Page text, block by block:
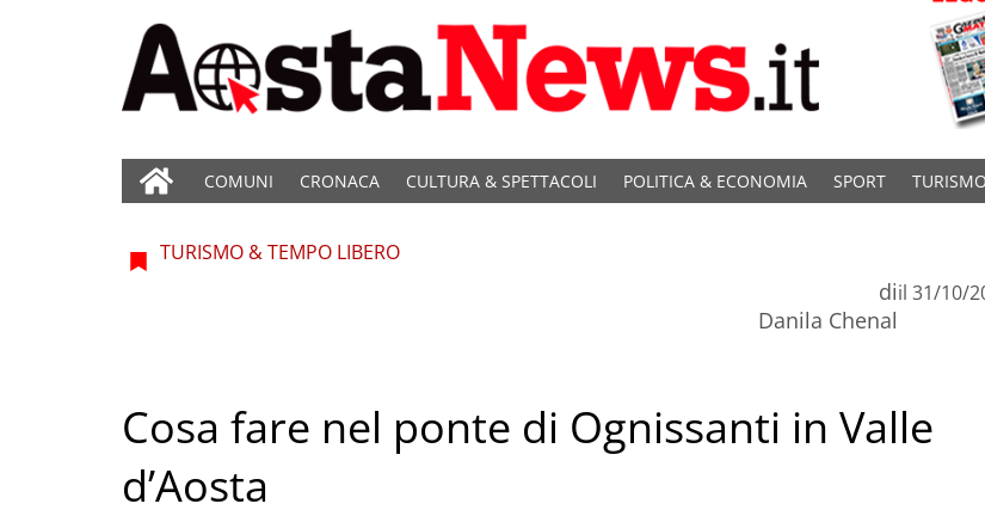
COMUNI CRONACA CULTURA & SPETTACOLI POLITICA & ECONOMIA SPORT
TURISMO & TEMPO LIBERO
di
Danila Chenal
il 31/10/
Cosa fare nel ponte di Ognissanti in Valle
d’Aosta